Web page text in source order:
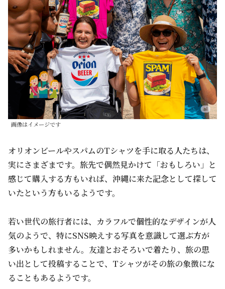
画像はイメージです
オリオンビールやスパムのTシャツを手に取る人たちは、
実にさまざまです。旅先で偶然見かけて「おもしろい」と
感じて購入する方もいれば、沖縄に来た記念として探して
いたという方もいるようです。
若い世代の旅行者には、カラフルで個性的なデザインが人
気のようで、特にSNS映えする写真を意識して選ぶ方が
多いかもしれません。友達とおそろいで着たり、旅の思
い出として投稿することで、Tシャツがその旅の象徴にな
ることもあるようです。